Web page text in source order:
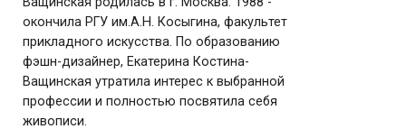
живописи.
Принимала участие в многочисленных
выставках и биеннале. Сотрудничала с
издательствами в Южной Корее,
Франции и Эстонии. Создала
художественные образы для более чем
20 книг.
Преимущественно Костина-Ващинская